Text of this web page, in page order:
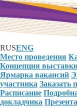
RUSENG
Место проведения
Концепция
Ярмарка вакансий
участника Заказать
Расписание
докладчика